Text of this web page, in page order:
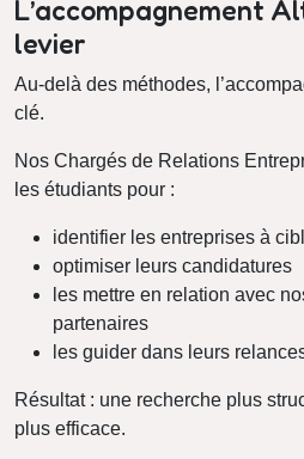
L’accompagnement
levier
Au-delà des méthodes,
clé.
Nos Chargés de Relations
les étudiants pour :
identifier les entreprises à
optimiser leurs candidatures
les mettre en relation avec
partenaires
les guider dans leurs
Résultat : une recherche plus
plus efficace.